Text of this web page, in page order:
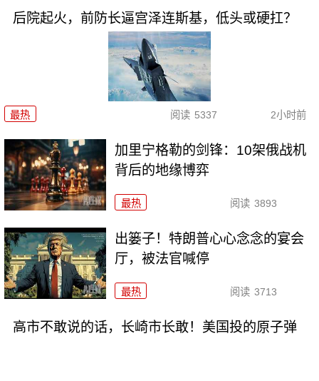
后院起火，前防长逼宫泽连斯基，低头或硬扛？
最热 阅读 5337 2小时前
加里宁格勒的剑锋：10架俄战机
背后的地缘博弈
最热 阅读 3893
出篓子！特朗普心心念念的宴会
厅，被法官喊停
最热 阅读 3713
高市不敢说的话，长崎市长敢！美国投的原子弹